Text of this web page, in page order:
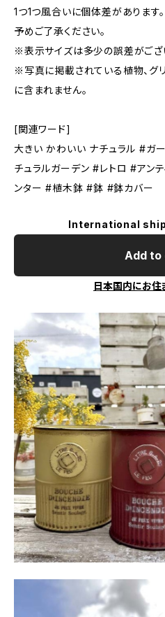
1つ1つ風合いに個体差があります
予めご了承ください。
※表示サイズは多少の誤差がござ
※写真に掲載されている植物、グ
に含まれません。
[関連ワード]
大きい かわいい ナチュラル #ガ
チュラルガーデン #レトロ #アン
ンター #植木鉢 #鉢 #鉢カバー
International
Add
日本国内にお住